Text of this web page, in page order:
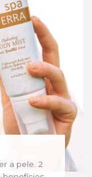
a pele. 2